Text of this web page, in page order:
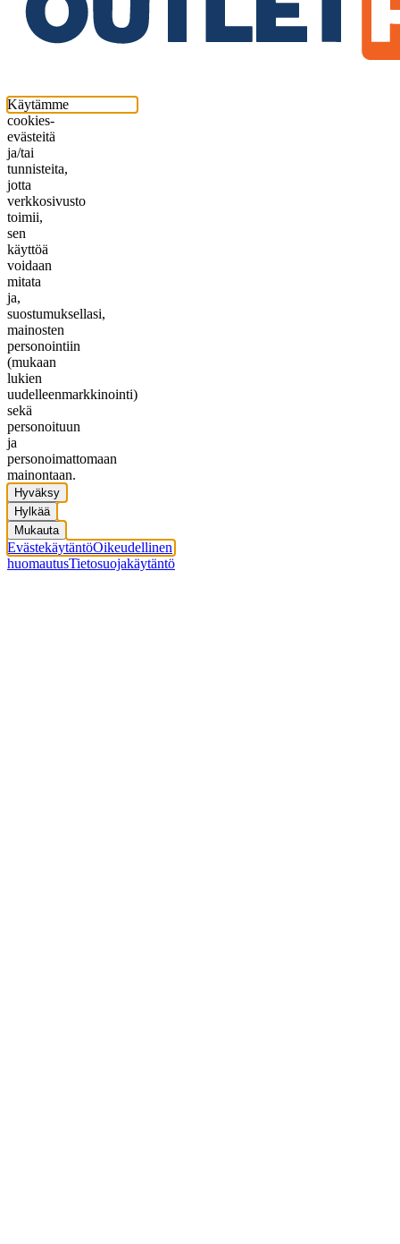
Käytämme
cookies-
evästeitä
ja/tai
tunnisteita,
jotta
verkkosivusto
toimii,
sen
käyttöä
voidaan
mitata
ja,
suostumuksellasi,
mainosten
personointiin
(mukaan
lukien
uudelleenmarkkinointi)
sekä
personoituun
ja
personoimattomaan
mainontaan.
Hyväksy
Hylkää
Mukauta
EvästekäytäntöOikeudellinen
huomautusTietosuojakäytäntö